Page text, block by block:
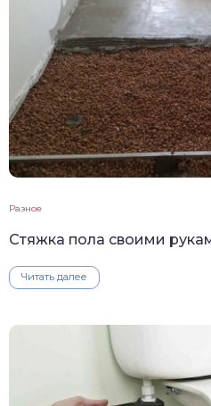
Разное
Стяжка пола своими
Читать далее